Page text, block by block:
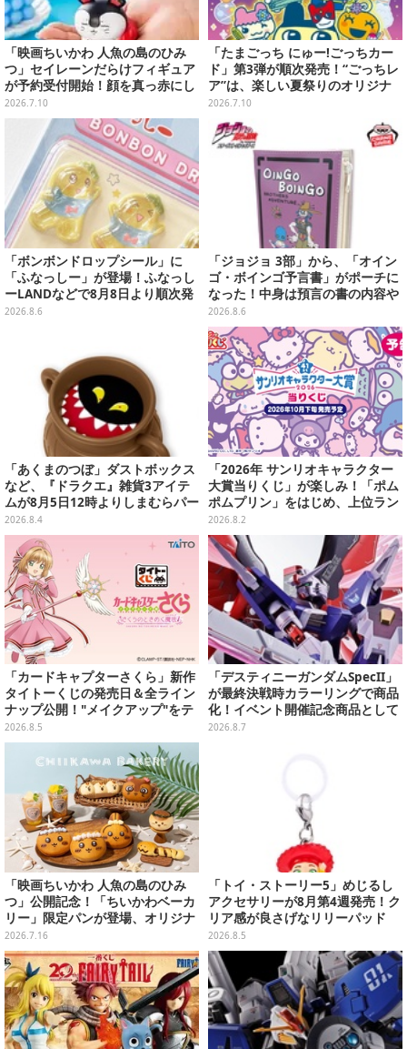
「映画ちいかわ 人魚の島のひみ
つ」セイレーンだらけフィギュア
が予約受付開始！顔を真っ赤にし
て口を塞ぐ姿など全6種
2026.7.10
「たまごっち にゅー!ごっちカー
ド」第3弾が順次発売！“ごっちレ
ア”は、楽しい夏祭りのオリジナ
ルアートに
2026.7.10
「ボンボンドロップシール」に
「ふなっしー」が登場！ふなっし
ーLANDなどで8月8日より順次発
売
2026.8.6
「ジョジョ 3部」から、「オイン
ゴ・ボインゴ予言書」がポーチに
なった！中身は預言の書の内容や
アニメ総柄デザインをプリント
2026.8.6
「あくまのつぼ」ダストボックス
など、『ドラクエ』雑貨3アイテ
ムが8月5日12時よりしまむらパー
ク（オンラインストア）にて販
売！
2026.8.4
「2026年 サンリオキャラクター
大賞当りくじ」が楽しみ！「ポム
ポムプリン」をはじめ、上位ラン
クインが登場するスペシャル企画
2026.8.2
「カードキャプターさくら」新作
タイトーくじの発売日＆全ライン
ナップ公開！"メイクアップ"をテ
ーマに、日常でも使いたくなるア
イテムがズラリ
2026.8.5
「デスティニーガンダムSpecII」
が最終決戦時カラーリングで商品
化！イベント開催記念商品として
METAL ROBOT魂に新登場
2026.8.7
「映画ちいかわ 人魚の島のひみ
つ」公開記念！「ちいかわベーカ
リー」限定パンが登場、オリジナ
ルコースター配布も
2026.7.16
「トイ・ストーリー5」めじるし
アクセサリーが8月第4週発売！ク
リア感が良さげなリリーパッド
や、ジェシーなど全5種ラインナ
ップ
2026.8.5